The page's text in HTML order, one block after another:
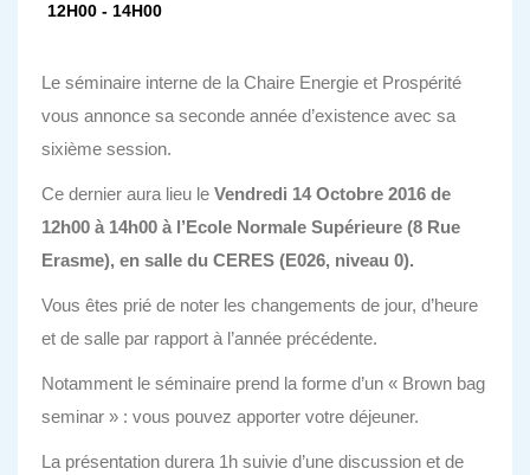
12H00 - 14H00
Le séminaire interne de la Chaire Energie et Prospérité
vous annonce sa seconde année d’existence avec sa
sixième session.
Ce dernier aura lieu le Vendredi 14 Octobre 2016 de
12h00 à 14h00 à l’Ecole Normale Supérieure (8 Rue
Erasme), en salle du CERES (E026, niveau 0).
Vous êtes prié de noter les changements de jour, d’heure
et de salle par rapport à l’année précédente.
Notamment le séminaire prend la forme d’un « Brown bag
seminar » : vous pouvez apporter votre déjeuner.
La présentation durera 1h suivie d’une discussion et de